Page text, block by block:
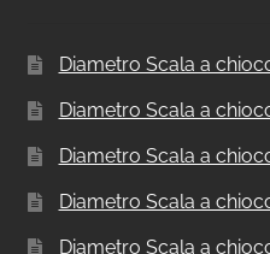
Diametro Scala a
Diametro Scala a
Diametro Scala a
Diametro Scala a
Diametro Scala a